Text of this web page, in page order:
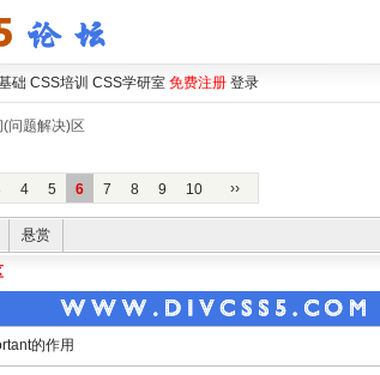
础 CSS培训 CSS学研室 免费注册 登录
问题解决)区
4 5 6 7 8 9 10 ››
悬赏
的作用